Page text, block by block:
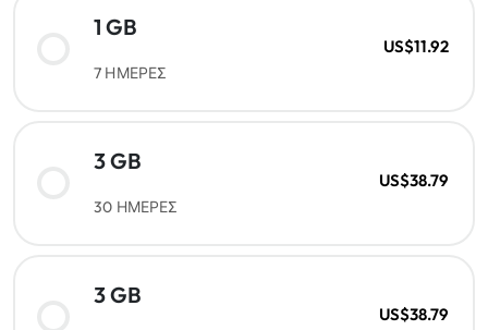
1 GB
7 ΗΜΕΡΕΣ
US$11.92
3 GB
30 ΗΜΕΡΕΣ
US$38.79
3 GB
US$38.79